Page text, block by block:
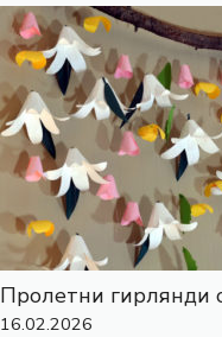
Пролетни гирлянди
16.02.2026